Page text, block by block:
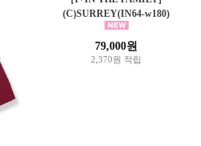
(C)SURREY(IN64-w180)
79,000원
2,370원 적립